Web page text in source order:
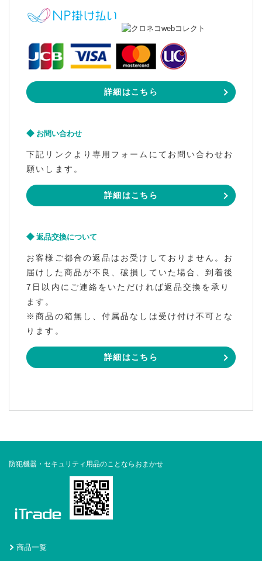
詳細はこちら
お問い合わせ
下記リンクより専用フォームにてお問い合わせお
願いします。
詳細はこちら
返品交換について
お客様ご都合の返品はお受けしておりません。お
届けした商品が不良、破損していた場合、到着後
7日以内にご連絡をいただければ返品交換を承り
ます。
※商品の箱無し、付属品なしは受け付け不可とな
ります。
詳細はこちら
防犯機器・セキュリティ用品のことならおまかせ
商品一覧